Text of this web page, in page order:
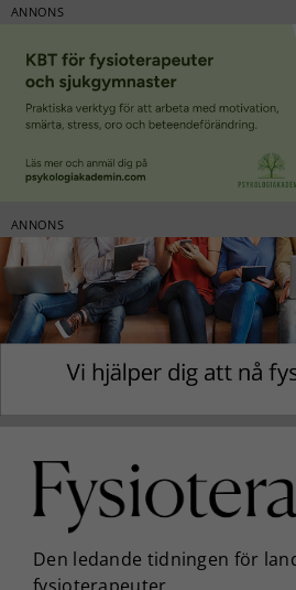
ANNONS
ANNONS
innehållet